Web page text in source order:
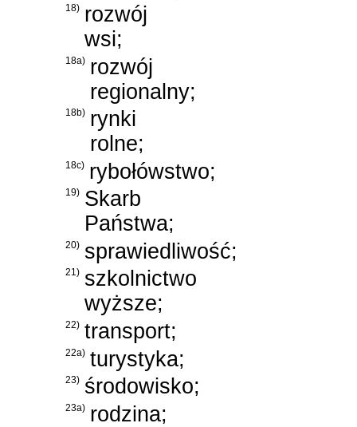
18) rozwój
wsi;
18a) rozwój
regionalny;
18b) rynki
rolne;
18c) rybołówstwo;
19) Skarb
Państwa;
20) sprawiedliwość;
21) szkolnictwo
wyższe;
22) transport;
22a) turystyka;
23) środowisko;
23a) rodzina;